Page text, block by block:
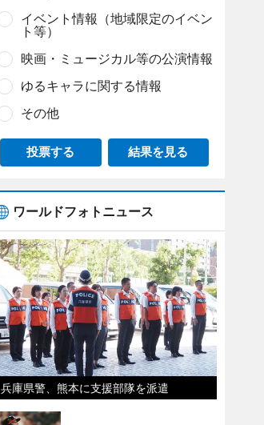
イベント情報（地域限定のイベン
ト等）
映画・ミュージカル等の公演情報
ゆるキャラに関する情報
その他
投票する 結果を見る
ワールドフォトニュース
兵庫県警、熊本に支援部隊を派遣